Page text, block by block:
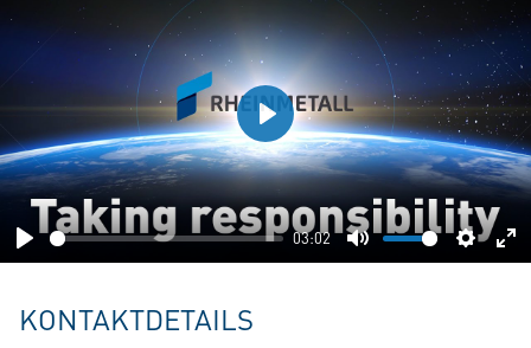
Play
03:02
Mute
Play
KONTAKTDETAILS